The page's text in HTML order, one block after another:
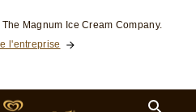
Magnum Ice Cream Company.
l'entreprise